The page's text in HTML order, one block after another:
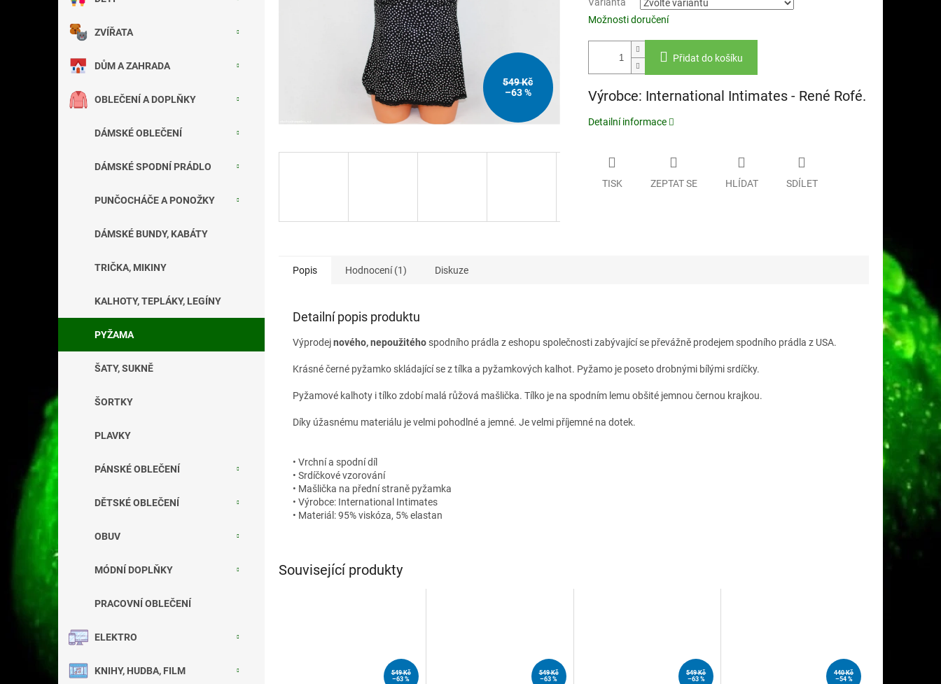
ZVÍŘATA
DŮM A ZAHRADA
OBLEČENÍ A DOPLŇKY
DÁMSKÉ OBLEČENÍ
DÁMSKÉ SPODNÍ PRÁDLO
PUNČOCHÁČE A PONOŽKY
DÁMSKÉ BUNDY, KABÁTY
TRIČKA, MIKINY
KALHOTY, TEPLÁKY, LEGÍNY
PYŽAMA
ŠATY, SUKNĚ
ŠORTKY
PLAVKY
PÁNSKÉ OBLEČENÍ
DĚTSKÉ OBLEČENÍ
OBUV
MÓDNÍ DOPLŇKY
PRACOVNÍ OBLEČENÍ
ELEKTRO
KNIHY, HUDBA, FILM
549 Kč
–63 %
Varianta
Možnosti doručení
Přidat do košíku
Výrobce: International Intimates - René Rofé.
Detailní informace
TISK ZEPTAT SE HLÍDAT SDÍLET
Popis Hodnocení (1) Diskuze
Detailní popis produktu
Výprodejnového, nepoužitého spodního prádla z eshopu společnosti zabývající se převážně prodejem spodního prádla z USA.
Krásné černé pyžamko skládající se z tílka a pyžamkových kalhot. Pyžamo je poseto drobnými bílými srdíčky.
Pyžamové kalhoty i tílko zdobí malá růžová mašlička. Tílko je na spodním lemu obšité jemnou černou krajkou.
Díky úžasnému materiálu je velmi pohodlné a jemné. Je velmi příjemné na dotek.
• Vrchní a spodní díl
• Srdíčkové vzorování
• Mašlička na přední straně pyžamka
• Výrobce: International Intimates
• Materiál: 95% viskóza, 5% elastan
Související produkty
549 Kč
–63 %
549 Kč
–63 %
549 Kč
–63 %
440 Kč
–54 %